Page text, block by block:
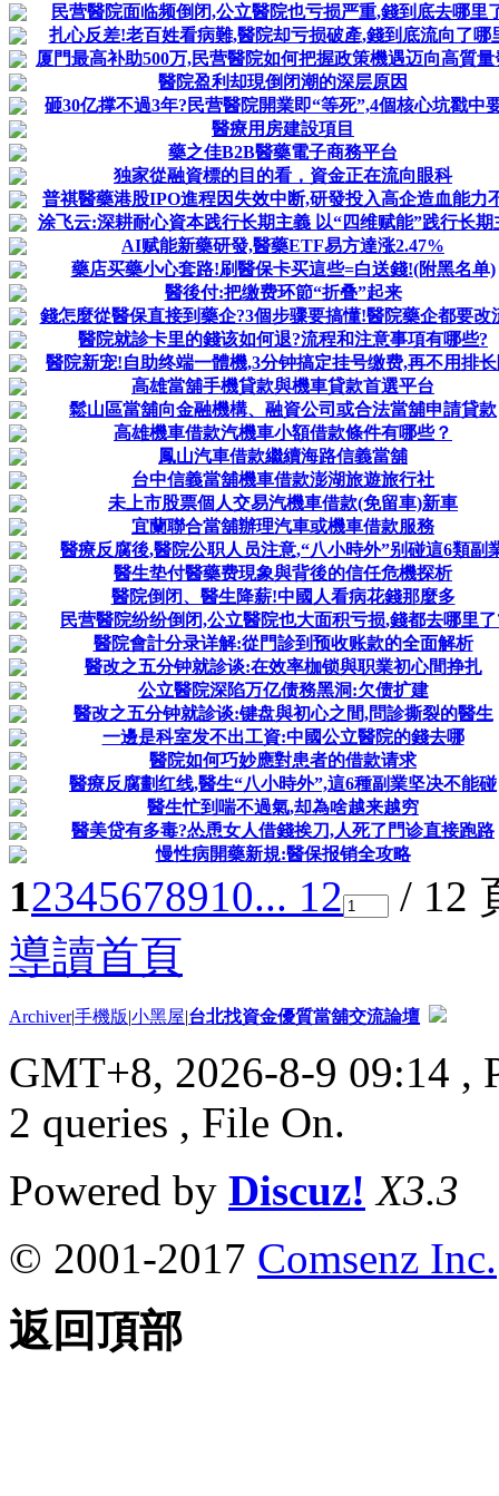
民营醫院面临频倒闭,公立醫院也亏损严重,錢到底去哪里
扎心反差!老百姓看病難,醫院却亏损破產,錢到底流向了哪
厦門最高补助500万,民营醫院如何把握政策機遇迈向高質量
醫院盈利却現倒闭潮的深层原因
砸30亿撑不過3年?民营醫院開業即“等死”,4個核心坑戳中
醫療用房建設項目
藥之佳B2B醫藥電子商務平台
独家從融資標的目的看，資金正在流向眼科
普祺醫藥港股IPO進程因失效中断,研發投入高企造血能力
涂飞云:深耕耐心資本践行长期主義 以“四维赋能”践行长期
AI赋能新藥研發,醫藥ETF易方達涨2.47%
藥店买藥小心套路!刷醫保卡买這些=白送錢!(附黑名单)
醫後付:把缴费环節“折叠”起来
錢怎麼從醫保直接到藥企?3個步骤要搞懂!醫院藥企都要改
醫院就診卡里的錢该如何退?流程和注意事項有哪些?
醫院新宠!自助终端一體機,3分钟搞定挂号缴费,再不用排
高雄當舖手機貸款與機車貸款首選平台
鬆山區當舖向金融機構、融資公司或合法當舖申請貸款
高雄機車借款汽機車小額借款條件有哪些？
鳳山汽車借款繼續海路信義當舖
台中信義當舖機車借款澎湖旅遊旅行社
未上市股票個人交易汽機車借款(免留車)新車
宜蘭聯合當舖辦理汽車或機車借款服務
醫療反腐後,醫院公职人员注意,“八小時外”别碰這6類副
醫生垫付醫藥费現象與背後的信任危機探析
醫院倒闭、醫生降薪!中國人看病花錢那麼多
民营醫院纷纷倒闭,公立醫院也大面积亏损,錢都去哪里了
醫院會計分录详解:從門診到预收账款的全面解析
醫改之五分钟就診谈:在效率枷锁與职業初心間挣扎
公立醫院深陷万亿债務黑洞:欠债扩建
醫改之五分钟就診谈:键盘與初心之間,問診撕裂的醫生
一邊是科室发不出工資:中國公立醫院的錢去哪
醫院如何巧妙應對患者的借款请求
醫療反腐劃红线,醫生“八小時外”,這6種副業坚决不能碰
醫生忙到喘不過氣,却為啥越来越穷
醫美贷有多毒?怂恿女人借錢挨刀,人死了門诊直接跑路
慢性病開藥新規:醫保报销全攻略
12345678910... 12
/ 12
導讀首頁
Archiver|手機版|小黑屋|台北找資金優質當舖交流論壇
GMT+8, 2026-8-9 09:14 ,
2 queries , File On.
Powered by Discuz! X3.3
© 2001-2017 Comsenz Inc.
返回頂部